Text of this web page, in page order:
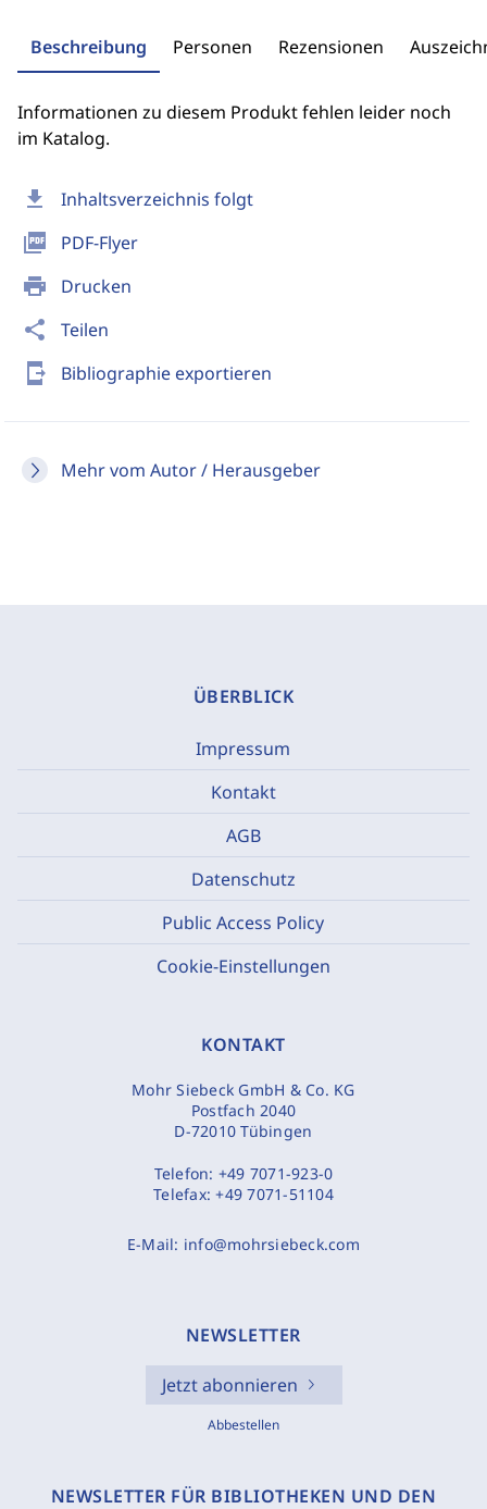
download Inhaltsverzeichnis folgt
picture_as_pdf PDF-Flyer
print Drucken
share Teilen
send_to_mobile Bibliographie exportieren
Mehr vom Autor / Herausgeber
Beschreibung Personen Rezensionen
Informationen zu diesem Produkt fehlen leider noch
im Katalog.
ÜBERBLICK
Impressum
Kontakt
AGB
Datenschutz
Public Access Policy
Cookie-Einstellungen
KONTAKT
Mohr Siebeck GmbH & Co. KG
Postfach 2040
D-72010 Tübingen
Telefon: +49 7071-923-0
Telefax:+49 7071-51104
E-Mail: info@mohrsiebeck.com
NEWSLETTER
Jetzt abonnieren
Abbestellen
NEWSLETTER FÜR BIBLIOTHEKEN UND DEN